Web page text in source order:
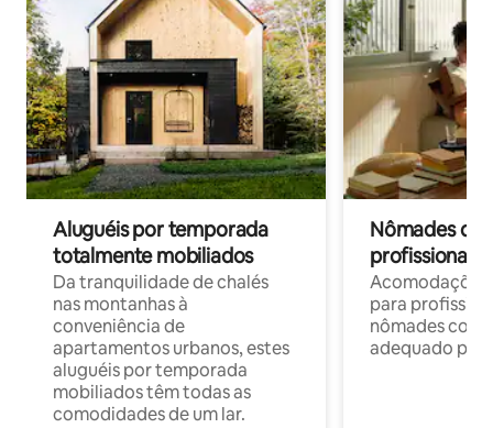
Aluguéis por temporada
totalmente mobiliados
Da tranquilidade de chalés
nas montanhas à
conveniência de
apartamentos urbanos, estes
aluguéis por temporada
mobiliados têm todas as
comodidades de um lar.
Nômades
profissionais
para
nômades com
adequado